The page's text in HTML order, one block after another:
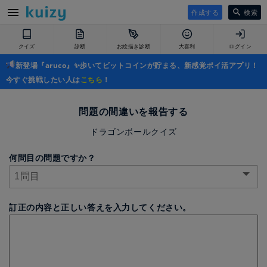
作成する 検索
クイズ 診断 お絵描き診断 大喜利 ログイン
新登場『aruco』✨歩いてビットコインが貯まる、新感覚ポイ活アプリ！
今すぐ挑戦したい人はこちら ！
問題の間違いを報告する
ドラゴンボールクイズ
何問目の問題ですか？
訂正の内容と正しい答えを入力してください。